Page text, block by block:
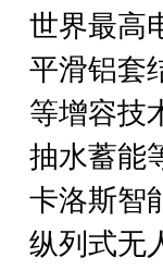
世界最高
平滑铝套
等增容技
抽水蓄能
卡洛斯智
纵列式无